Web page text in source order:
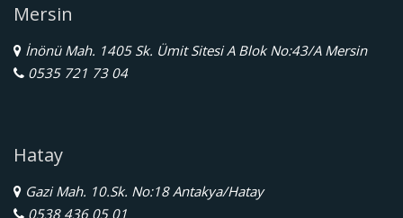
Mersin
İnönü Mah. 1405 Sk. Ümit Sitesi A Blok No:43/A Mersin
0535 721 73 04
Hatay
Gazi Mah. 10.Sk. No:18 Antakya/Hatay
0538 436 05 01